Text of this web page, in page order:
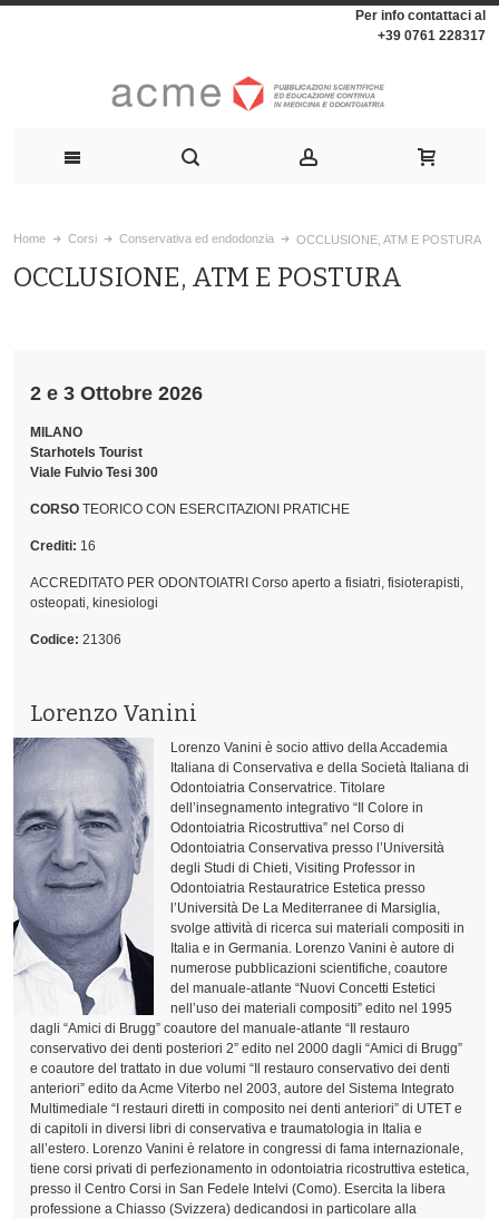
Per info contattaci al
+39 0761 228317
Home Corsi Conservativa ed endodonzia OCCLUSIONE, ATM E POSTURA
OCCLUSIONE, ATM E POSTURA
2 e 3 Ottobre 2026
MILANO
Starhotels Tourist
Viale Fulvio Tesi 300
CORSO TEORICO CON ESERCITAZIONI PRATICHE
Crediti: 16
ACCREDITATO PER ODONTOIATRI Corso aperto a fisiatri, fisioterapisti,
osteopati, kinesiologi
Codice: 21306
Lorenzo Vanini
Lorenzo Vanini è socio attivo della Accademia
Italiana di Conservativa e della Società Italiana di
Odontoiatria Conservatrice. Titolare
dell’insegnamento integrativo “Il Colore in
Odontoiatria Ricostruttiva” nel Corso di
Odontoiatria Conservativa presso l’Università
degli Studi di Chieti, Visiting Professor in
Odontoiatria Restauratrice Estetica presso
l’Università De La Mediterranee di Marsiglia,
svolge attività di ricerca sui materiali compositi in
Italia e in Germania. Lorenzo Vanini è autore di
numerose pubblicazioni scientifiche, coautore
del manuale-atlante “Nuovi Concetti Estetici
nell’uso dei materiali compositi” edito nel 1995
dagli “Amici di Brugg” coautore del manuale-atlante “Il restauro
conservativo dei denti posteriori 2” edito nel 2000 dagli “Amici di Brugg”
e coautore del trattato in due volumi “Il restauro conservativo dei denti
anteriori” edito da Acme Viterbo nel 2003, autore del Sistema Integrato
Multimediale “I restauri diretti in composito nei denti anteriori” di UTET e
di capitoli in diversi libri di conservativa e traumatologia in Italia e
all’estero. Lorenzo Vanini è relatore in congressi di fama internazionale,
tiene corsi privati di perfezionamento in odontoiatria ricostruttiva estetica,
presso il Centro Corsi in San Fedele Intelvi (Como). Esercita la libera
professione a Chiasso (Svizzera) dedicandosi in particolare alla